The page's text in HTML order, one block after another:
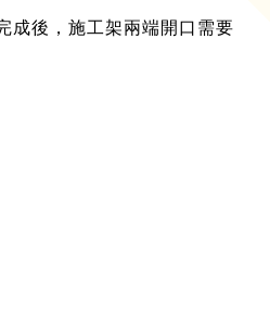
成後，施工架兩端開口需要